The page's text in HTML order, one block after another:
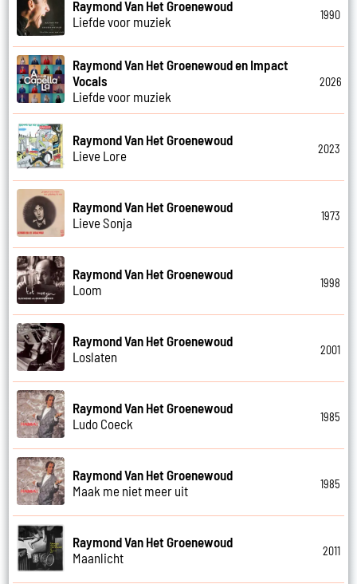
Raymond Van Het Groenewoud
Liefde voor muziek
1990
Raymond Van Het Groenewoud en Impact
Vocals
Liefde voor muziek
2026
Raymond Van Het Groenewoud
Lieve Lore
2023
Raymond Van Het Groenewoud
Lieve Sonja
1973
Raymond Van Het Groenewoud
Loom
1998
Raymond Van Het Groenewoud
Loslaten
2001
Raymond Van Het Groenewoud
Ludo Coeck
1985
Raymond Van Het Groenewoud
Maak me niet meer uit
1985
Raymond Van Het Groenewoud
Maanlicht
2011